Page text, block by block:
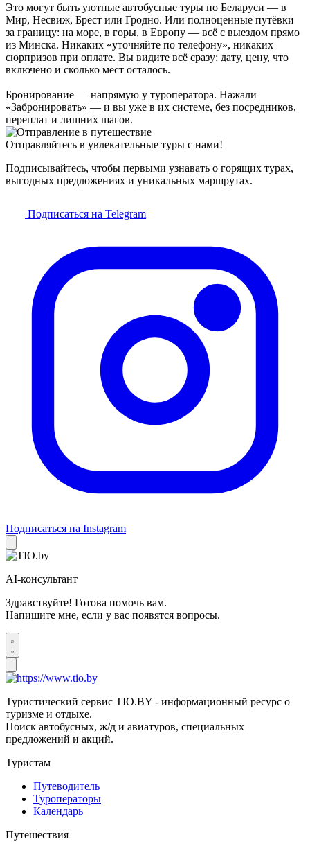
Это могут быть уютные автобусные туры по Беларуси — в
Мир, Несвиж, Брест или Гродно. Или полноценные путёвки
за границу: на море, в горы, в Европу — всё с выездом прямо
из Минска. Никаких «уточняйте по телефону», никаких
сюрпризов при оплате. Вы видите всё сразу: дату, цену, что
включено и сколько мест осталось.
Бронирование — напрямую у туроператора. Нажали
«Забронировать» — и вы уже в их системе, без посредников,
переплат и лишних шагов.
Отправляйтесь в увлекательные туры с нами!
Подписывайтесь, чтобы первыми узнавать о горящих турах,
выгодных предложениях и уникальных маршрутах.
Подписаться на Telegram
Подписаться на Instagram
AI-консультант
Здравствуйте! Готова помочь вам.
Напишите мне, если у вас появятся вопросы.
Туристический сервис TIO.BY - информационный ресурс о
туризме и отдыхе.
Поиск автобусных, ж/д и авиатуров, специальных
предложений и акций.
Туристам
Путеводитель
Туроператоры
Календарь
Путешествия